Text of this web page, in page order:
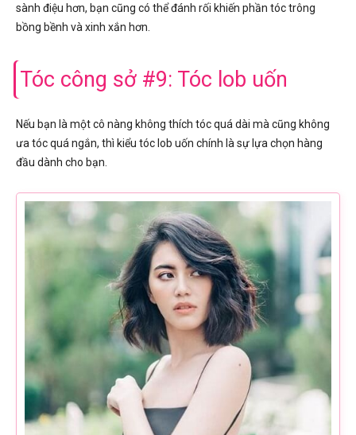
sành điệu hơn, bạn cũng có thể đánh rối khiến phần tóc trông
bồng bềnh và xinh xắn hơn.
Tóc công sở #9: Tóc lob uốn
Nếu bạn là một cô nàng không thích tóc quá dài mà cũng không
ưa tóc quá ngắn, thì kiểu tóc lob uốn chính là sự lựa chọn hàng
đầu dành cho bạn.